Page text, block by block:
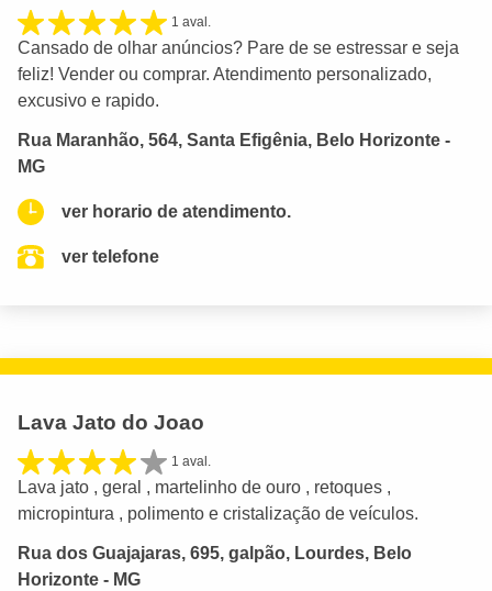
1 aval.
Cansado de olhar anúncios? Pare de se estressar e seja
feliz! Vender ou comprar. Atendimento personalizado,
excusivo e rapido.
Rua Maranhão, 564, Santa Efigênia, Belo Horizonte -
MG
ver horario de atendimento.
ver telefone
Lava Jato do Joao
1 aval.
Lava jato , geral , martelinho de ouro , retoques ,
micropintura , polimento e cristalização de veículos.
Rua dos Guajajaras, 695, galpão, Lourdes, Belo
Horizonte - MG